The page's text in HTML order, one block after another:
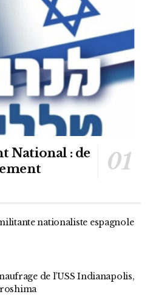
National : de
nationaliste espagnole
de l’USS Indianapolis,